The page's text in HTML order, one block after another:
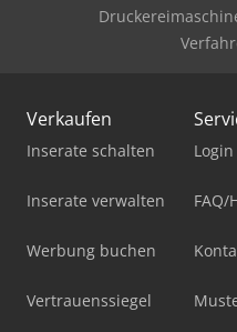
Verkaufen
Inserate schalten
Inserate verwalten
Werbung buchen
Vertrauenssiegel
Login
FAQ/